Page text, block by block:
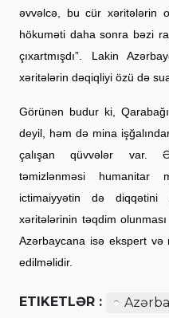
əvvəlcə, bu cür xəritələrin
hökuməti daha sonra bəzi
çıxartmışdı”. Lakin
xəritələrin dəqiqliyi özü də
Görünən budur ki,
deyil, həm də mina
çalışan qüvvələr var.
təmizlənməsi humanitar
ictimaiyyətin də
xəritələrinin təqdim
Azərbaycana isə ekspert və
edilməlidir.
ETIKETLƏR :